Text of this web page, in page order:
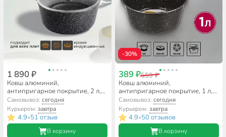
1 890 ₽
Ковш алюминий,
антипригарное покрытие, 2 л,
крышка стекло, бакелитовая
ручка, съемная ручка, Горница,
Гранит, кш2013аг
Самовывоз:сегодня
Курьером:завтра
4.9•51 отзыв
В корзину
-30%
389 ₽559 ₽
Ковш алюминий,
антипригарное покрытие, 1 л,
пластиковая ручка, HouseLoft,
HL68116, черный гранит
Самовывоз: сегодня
Курьером: завтра
4.9•50 отзывов
В корзину